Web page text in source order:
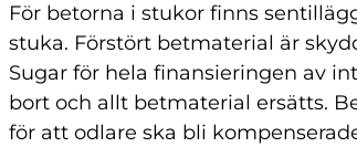
För betorna i stukor finns
stuka. Förstört betmaterial är
Sugar för hela finansieringen av
bort och allt betmaterial ersätts.
för att odlare ska bli